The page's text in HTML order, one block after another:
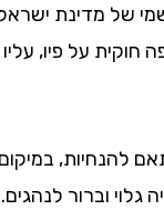
מדינת ישראל.
על פיו, עליו
במיקום
וברור לנהגים.